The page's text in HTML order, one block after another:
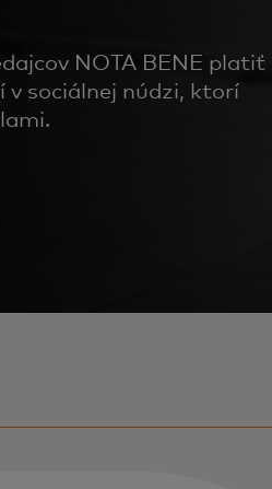
NOTA BENE platiť
sociálnej núdzi, ktorí